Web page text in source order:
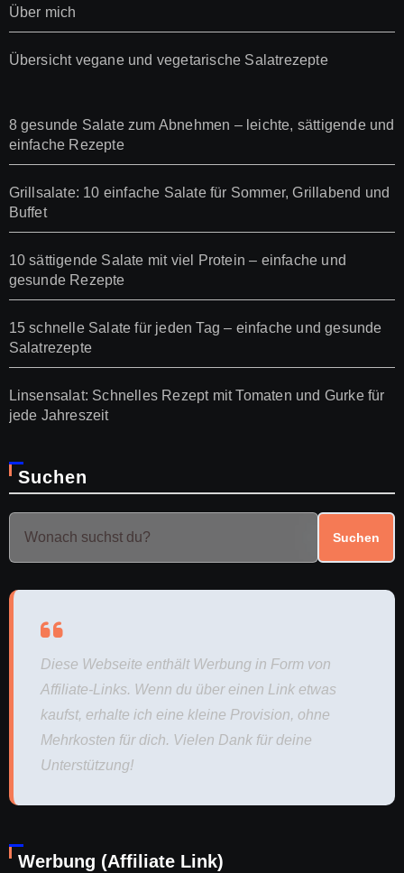
Über mich
Übersicht vegane und vegetarische Salatrezepte
8 gesunde Salate zum Abnehmen – leichte, sättigende und
einfache Rezepte
Grillsalate: 10 einfache Salate für Sommer, Grillabend und
Buffet
10 sättigende Salate mit viel Protein – einfache und
gesunde Rezepte
15 schnelle Salate für jeden Tag – einfache und gesunde
Salatrezepte
Linsensalat: Schnelles Rezept mit Tomaten und Gurke für
jede Jahreszeit
Suchen
Suchen
Diese Webseite enthält Werbung in Form von
Affiliate-Links. Wenn du über einen Link etwas
kaufst, erhalte ich eine kleine Provision, ohne
Mehrkosten für dich. Vielen Dank für deine
Unterstützung!
Werbung (Affiliate Link)